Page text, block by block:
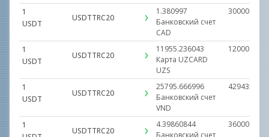
1
USDT
USDTTRC20
1.380997
Банковский счет
CAD
1
USDT
USDTTRC20
11955.236043
Карта UZCARD
UZS
1
USDT
USDTTRC20
25795.666996
Банковский счет
VND
1
USDTTRC20
4.39860844
Банковский счет